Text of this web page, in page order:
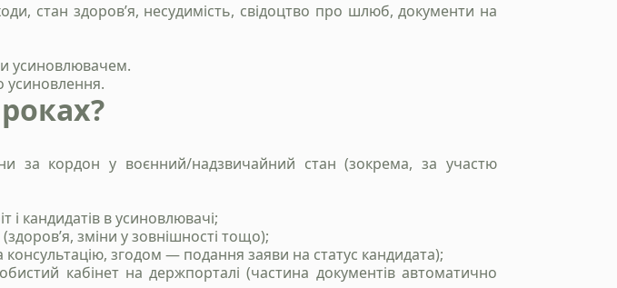
стан здоров’я, несудимість, свідоцтво про шлюб, документи на
усиновлювачем.
усиновлення.
за кордон у воєнний/надзвичайний стан (зокрема, за участю
і кандидатів в усиновлювачі;
(здоров’я, зміни у зовнішності тощо);
консультацію, згодом — подання заяви на статус кандидата);
кабінет на держпорталі (частина документів автоматично
47